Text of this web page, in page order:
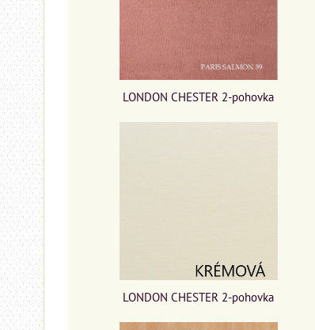
LONDON CHESTER 2-pohovka
LONDON CHESTER 2-pohovka